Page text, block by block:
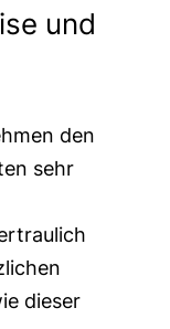
und
den
sehr
dieser